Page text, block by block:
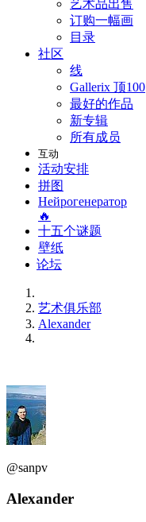
艺术品出售
订购一幅画
目录
社区
线
Gallerix 顶100
最好的作品
新专辑
所有成员
互动
活动安排
拼图
Нейрогенератор
🔥
十五个谜题
壁纸
论坛
艺术俱乐部
Alexander
@sanpv
Alexander